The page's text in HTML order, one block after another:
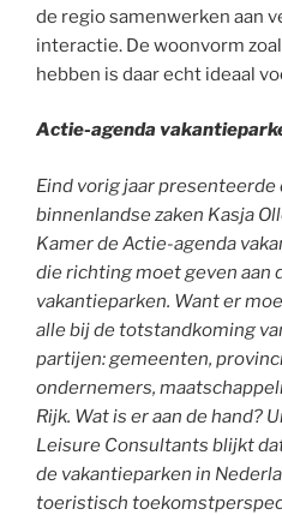
de regio samenwerken aan
interactie. De woonvorm
hebben is daar echt ideaal
Actie-agenda
Eind vorig jaar presenteerde
binnenlandse zaken Kasja
Kamer de Actie-agenda
die richting moet geven aan
vakantieparken. Want er
alle bij de totstandkoming
partijen: gemeenten,
ondernemers,
Rijk. Wat is er aan de hand?
Leisure Consultants blijkt
de vakantieparken in
toeristisch